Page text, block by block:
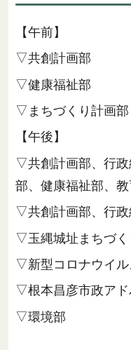
【午前】
▽共創計画部
▽健康福祉部
▽まちづくり計画部
【午後】
▽共創計画部、行政
部、健康福祉部、
▽共創計画部、行政
▽玉縄城址まちづく
▽新型コロナウイ
▽根本昌彦市政アド
▽環境部